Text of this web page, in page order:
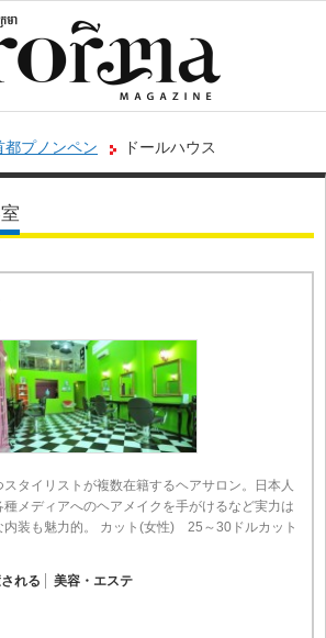
都プノンペン ドールハウス
タイリストが複数在籍するヘアサロン。日本人
メディアへのヘアメイクを手がけるなど実力は
内装も魅力的。 カット(女性) 25～30ドルカット
れる 美容・エステ